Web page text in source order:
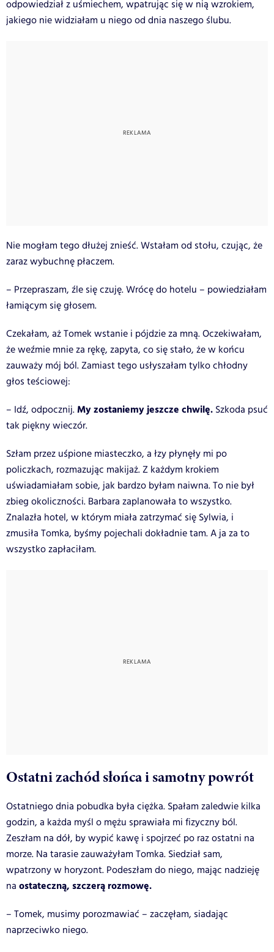
odpowiedział z uśmiechem, wpatrując się w nią wzrokiem,
jakiego nie widziałam u niego od dnia naszego ślubu.
Nie mogłam tego dłużej znieść. Wstałam od stołu, czując, że
zaraz wybuchnę płaczem.
– Przepraszam, źle się czuję. Wrócę do hotelu – powiedziałam
łamiącym się głosem.
Czekałam, aż Tomek wstanie i pójdzie za mną. Oczekiwałam,
że weźmie mnie za rękę, zapyta, co się stało, że w końcu
zauważy mój ból. Zamiast tego usłyszałam tylko chłodny
głos teściowej:
– Idź, odpocznij.My zostaniemy jeszcze chwilę. Szkoda psuć
tak piękny wieczór.
Szłam przez uśpione miasteczko, a łzy płynęły mi po
policzkach, rozmazując makijaż. Z każdym krokiem
uświadamiałam sobie, jak bardzo byłam naiwna. To nie był
zbieg okoliczności. Barbara zaplanowała to wszystko.
Znalazła hotel, w którym miała zatrzymać się Sylwia, i
zmusiła Tomka, byśmy pojechali dokładnie tam. A ja za to
wszystko zapłaciłam.
Ostatni zachód słońca i samotny powrót
Ostatniego dnia pobudka była ciężka. Spałam zaledwie kilka
godzin, a każda myśl o mężu sprawiała mi fizyczny ból.
Zeszłam na dół, by wypić kawę i spojrzeć po raz ostatni na
morze. Na tarasie zauważyłam Tomka. Siedział sam,
wpatrzony w horyzont. Podeszłam do niego, mając nadzieję
na ostateczną, szczerą rozmowę.
– Tomek, musimy porozmawiać – zaczęłam, siadając
naprzeciwko niego.